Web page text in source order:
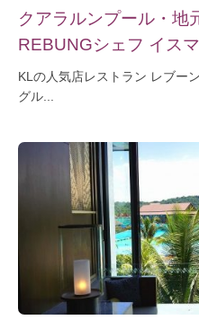
クアラルンプール・地
REBUNGシェフ イス
KLの人気店レストラン レブー
グル...